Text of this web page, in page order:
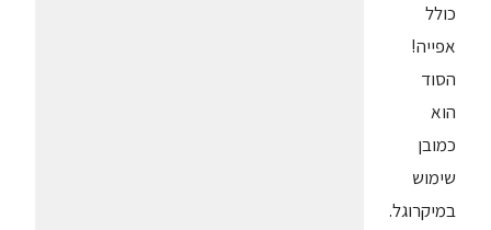
כולל
אפייה!
הסוד
הוא
כמובן
שימוש
במיקרוגל.